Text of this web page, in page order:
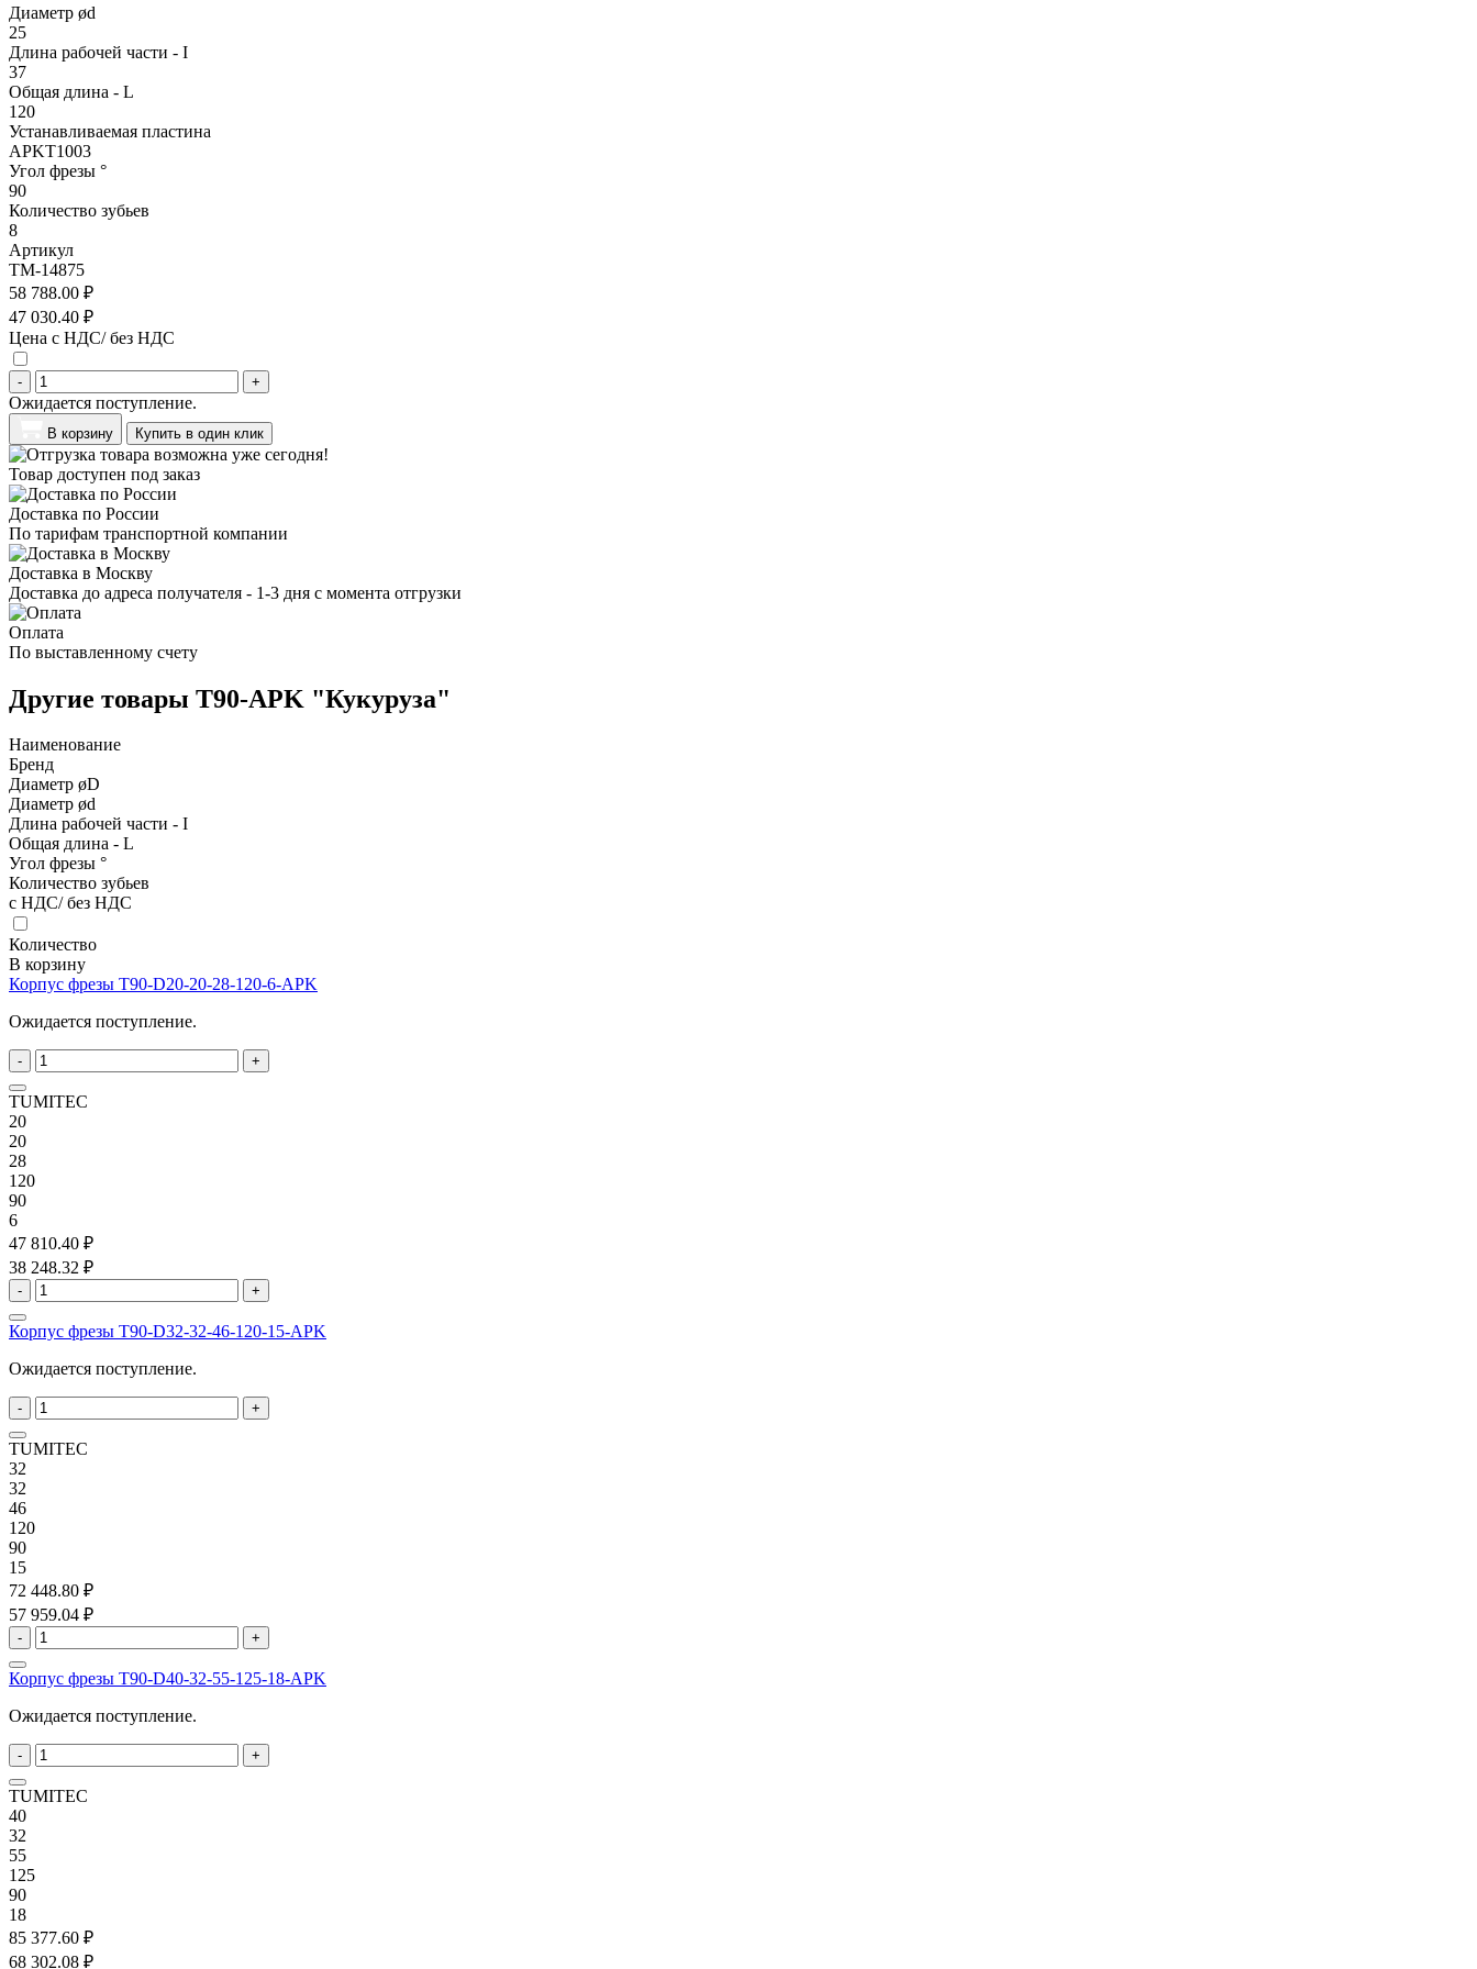
Диаметр ød
25
Длина рабочей части - I
37
Общая длина - L
120
Устанавливаемая пластина
APKT1003
Угол фрезы °
90
Количество зубьев
8
Артикул
TM-14875
58 788.00 ₽
47 030.40 ₽
Цена с НДС/ без НДС
- +
Ожидается поступление.
В корзину Купить в один клик
Товар доступен под заказ
Доставка по России
По тарифам транспортной компании
Доставка в Москву
Доставка до адреса получателя - 1-3 дня с момента отгрузки
Оплата
По выставленному счету
Другие товары T90-APK "Кукуруза"
Наименование
Бренд
Диаметр øD
Диаметр ød
Длина рабочей части - I
Общая длина - L
Угол фрезы °
Количество зубьев
с НДС/ без НДС
Количество
В корзину
Корпус фрезы T90-D20-20-28-120-6-APK
Ожидается поступление.
- +
TUMITEC
20
20
28
120
90
6
47 810.40 ₽
38 248.32 ₽
- +
Корпус фрезы T90-D32-32-46-120-15-APK
Ожидается поступление.
- +
TUMITEC
32
32
46
120
90
15
72 448.80 ₽
57 959.04 ₽
- +
Корпус фрезы T90-D40-32-55-125-18-APK
Ожидается поступление.
- +
TUMITEC
40
32
55
125
90
18
85 377.60 ₽
68 302.08 ₽